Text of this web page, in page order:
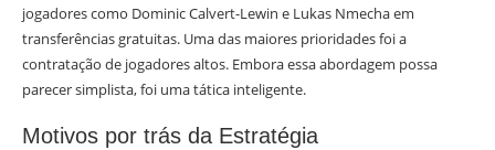
jogadores como Dominic Calvert-Lewin e Lukas Nmecha em
transferências gratuitas. Uma das maiores prioridades foi a
contratação de jogadores altos. Embora essa abordagem possa
parecer simplista, foi uma tática inteligente.
Motivos por trás da Estratégia